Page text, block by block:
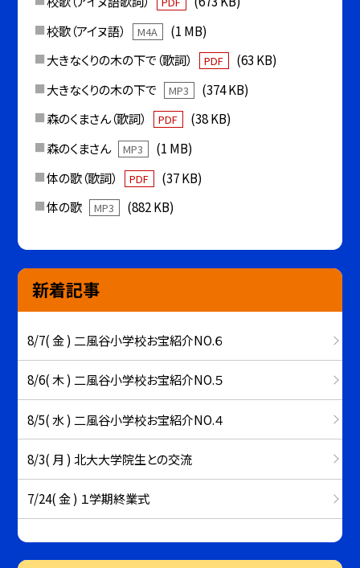
校歌（アイヌ語）
M4A
(1 MB)
大きなくりの木の下で（歌詞）
PDF
(63 KB)
大きなくりの木の下で
MP3
(374 KB)
森のくまさん（歌詞）
PDF
(38 KB)
森のくまさん
MP3
(1 MB)
体の歌（歌詞）
PDF
(37 KB)
体の歌
MP3 (882 KB)
新着記事
8/7( 金 ) 二風谷小学校お宝紹介NO.６
8/6( 木 ) 二風谷小学校お宝紹介NO.５
8/5( 水 ) 二風谷小学校お宝紹介NO.４
8/3( 月 ) 北大大学院生との交流
7/24( 金 ) １学期終業式